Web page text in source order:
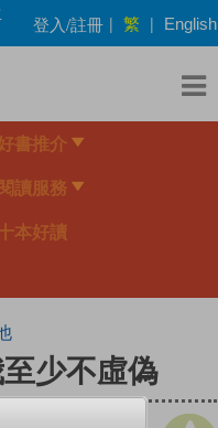
登入/註冊 | 繁 | English
書推介
閱讀服務
本好讀
少不虛偽